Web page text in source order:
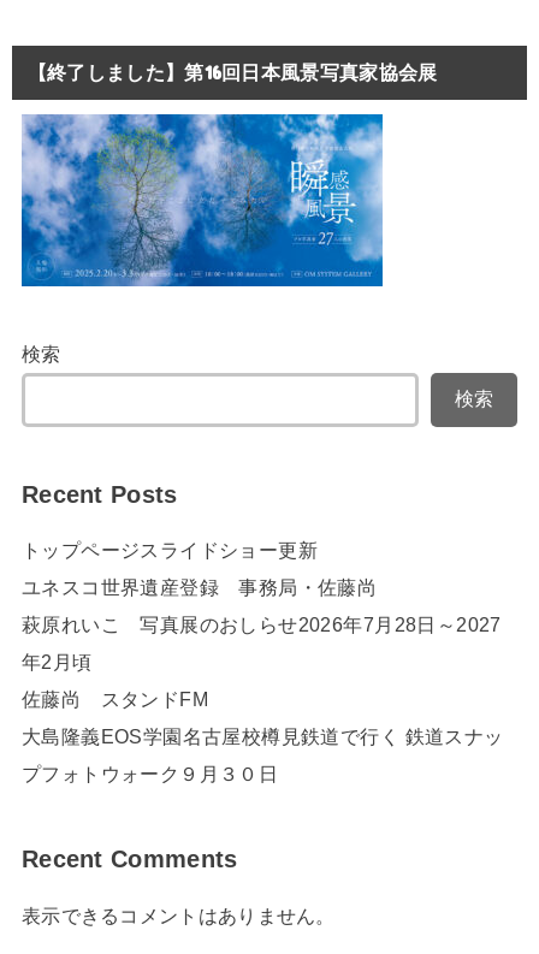
【終了しました】第16回日本風景写真家協会展
検索
検索
Recent Posts
トップページスライドショー更新
ユネスコ世界遺産登録 事務局・佐藤尚
萩原れいこ 写真展のおしらせ2026年7月28日～2027
年2月頃
佐藤尚 スタンドFM
大島隆義EOS学園名古屋校樽見鉄道で行く 鉄道スナッ
プフォトウォーク９月３０日
Recent Comments
表示できるコメントはありません。